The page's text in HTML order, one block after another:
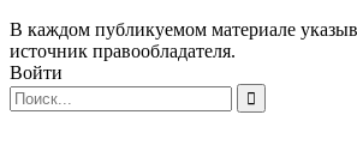
В каждом публикуемом материале
источник правообладателя.
Войти